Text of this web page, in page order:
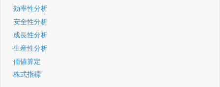
効率性分析
安全性分析
成長性分析
生産性分析
価値算定
株式指標